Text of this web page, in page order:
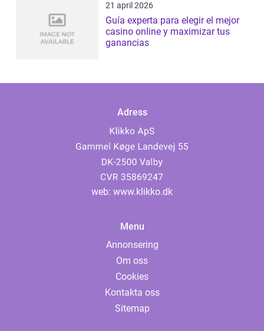
21 april 2026
Guía experta para elegir el mejor
casino online y maximizar tus
ganancias
Adress
web: www.klikko.dk
Menu
Annonsering
Om oss
Cookies
Kontakta oss
Sitemap